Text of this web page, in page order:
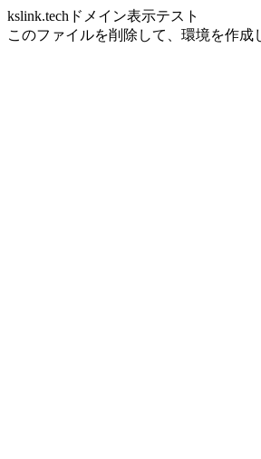
kslink.techドメイン表示テスト
このファイルを削除して、環境を作成